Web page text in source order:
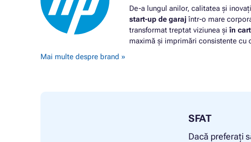
De-a lungul anilor, calitatea și
start-up de garaj într-o mare
transformat treptat viziunea șiîn
maximă și imprimări consistente cu
Mai multe despre brand »
SFAT
Dacă preferați